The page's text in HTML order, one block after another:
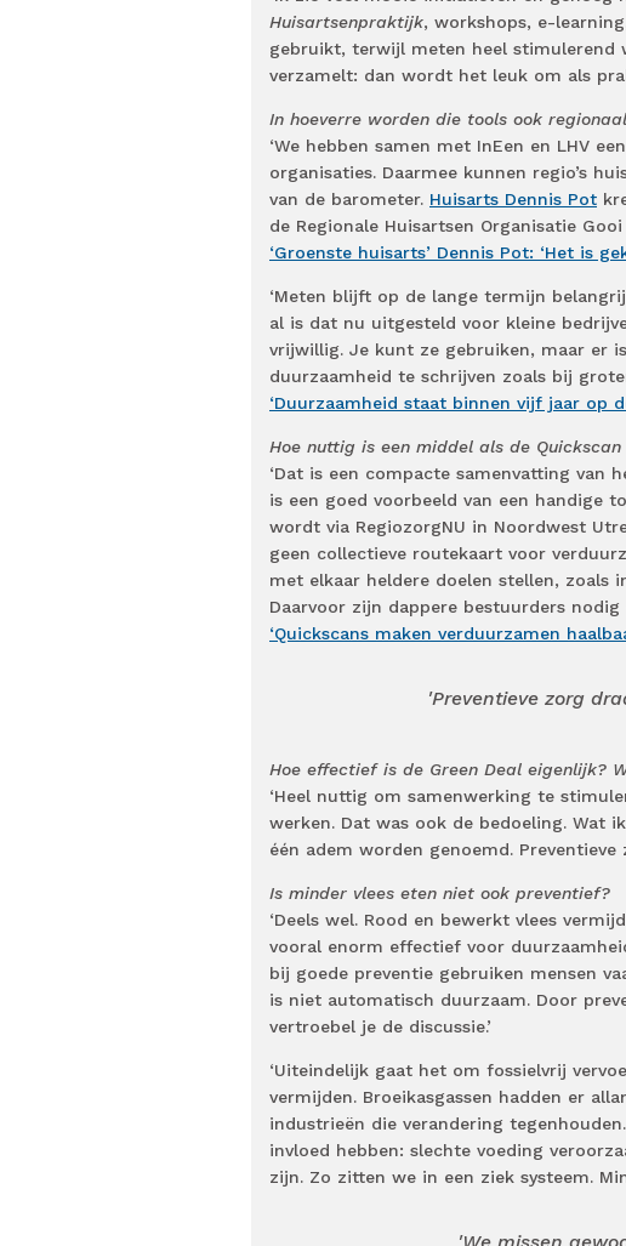
Huisartsenpraktijk, workshops, e-
gebruikt, terwijl meten heel stimulerend
verzamelt: dan wordt het leuk om als
In hoeverre worden die tools ook
‘We hebben samen met InEen en LHV
organisaties. Daarmee kunnen regio’s
van de barometer. Huisarts Dennis Pot
de Regionale Huisartsen Organisatie
‘Groenste huisarts’ Dennis Pot: ‘Het is
‘Meten blijft op de lange termijn
al is dat nu uitgesteld voor kleine
vrijwillig. Je kunt ze gebruiken, maar er
duurzaamheid te schrijven zoals bij
‘Duurzaamheid staat binnen vijf jaar op
Hoe nuttig is een middel als de
‘Dat is een compacte samenvatting van
is een goed voorbeeld van een handige
wordt via RegiozorgNU in Noordwest
geen collectieve routekaart voor
met elkaar heldere doelen stellen, zoals
Daarvoor zijn dappere bestuurders nodig
‘Quickscans maken verduurzamen
'Preventieve zorg
Hoe effectief is de Green Deal eigenlijk?
‘Heel nuttig om samenwerking te
werken. Dat was ook de bedoeling. Wat
één adem worden genoemd.
Is minder vlees eten niet ook preventief?
‘Deels wel. Rood en bewerkt vlees
vooral enorm effectief voor
bij goede preventie gebruiken mensen
is niet automatisch duurzaam. Door
vertroebel je de discussie.’
‘Uiteindelijk gaat het om fossielvrij
vermijden. Broeikasgassen hadden er
industrieën die verandering
invloed hebben: slechte voeding
zijn. Zo zitten we in een ziek systeem.